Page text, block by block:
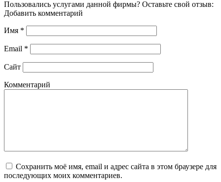
Пользовались услугами данной фирмы? Оставьте свой отзыв:
Добавить комментарий
Имя *
Email *
Сайт
Комментарий
Сохранить моё имя, email и адрес сайта в этом браузере для
последующих моих комментариев.